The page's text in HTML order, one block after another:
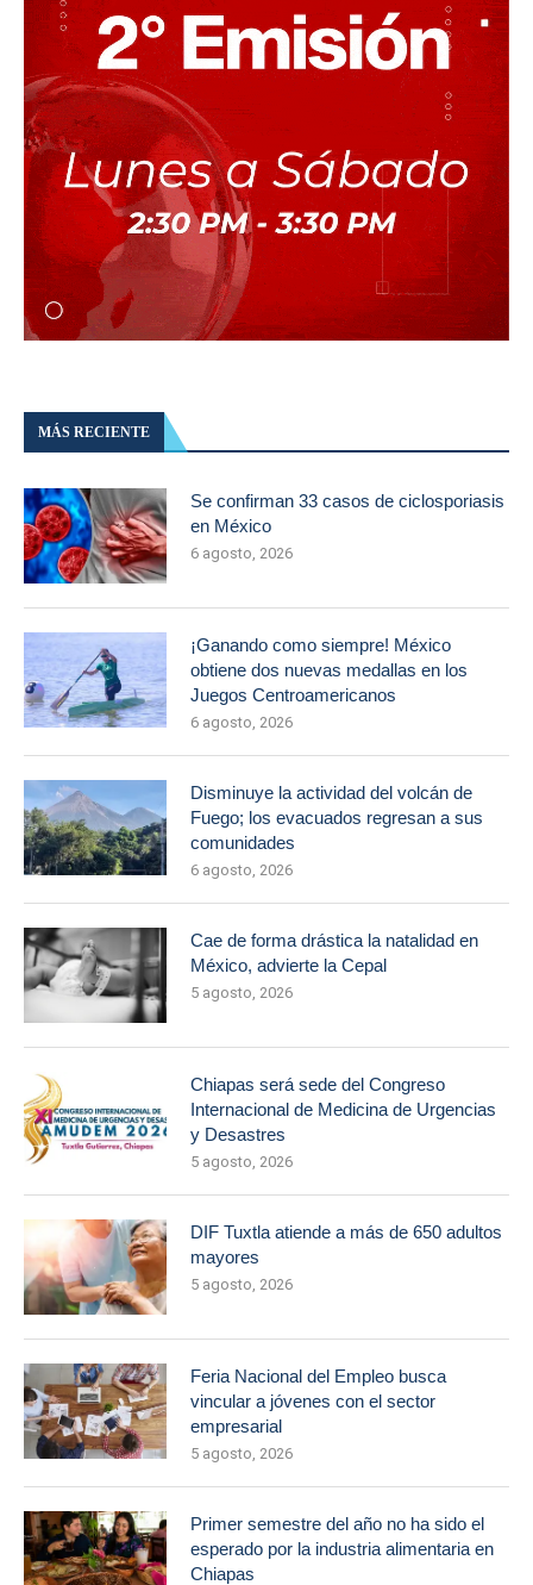
MÁS RECIENTE
Se confirman 33 casos de ciclosporiasis
en México
6 agosto, 2026
¡Ganando como siempre! México
obtiene dos nuevas medallas en los
Juegos Centroamericanos
6 agosto, 2026
Disminuye la actividad del volcán de
Fuego; los evacuados regresan a sus
comunidades
6 agosto, 2026
Cae de forma drástica la natalidad en
México, advierte la Cepal
5 agosto, 2026
Chiapas será sede del Congreso
Internacional de Medicina de Urgencias
y Desastres
5 agosto, 2026
DIF Tuxtla atiende a más de 650 adultos
mayores
5 agosto, 2026
Feria Nacional del Empleo busca
vincular a jóvenes con el sector
empresarial
5 agosto, 2026
Primer semestre del año no ha sido el
esperado por la industria alimentaria en
Chiapas